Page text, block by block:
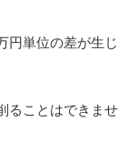
円単位の差が生じ
ることはできませ